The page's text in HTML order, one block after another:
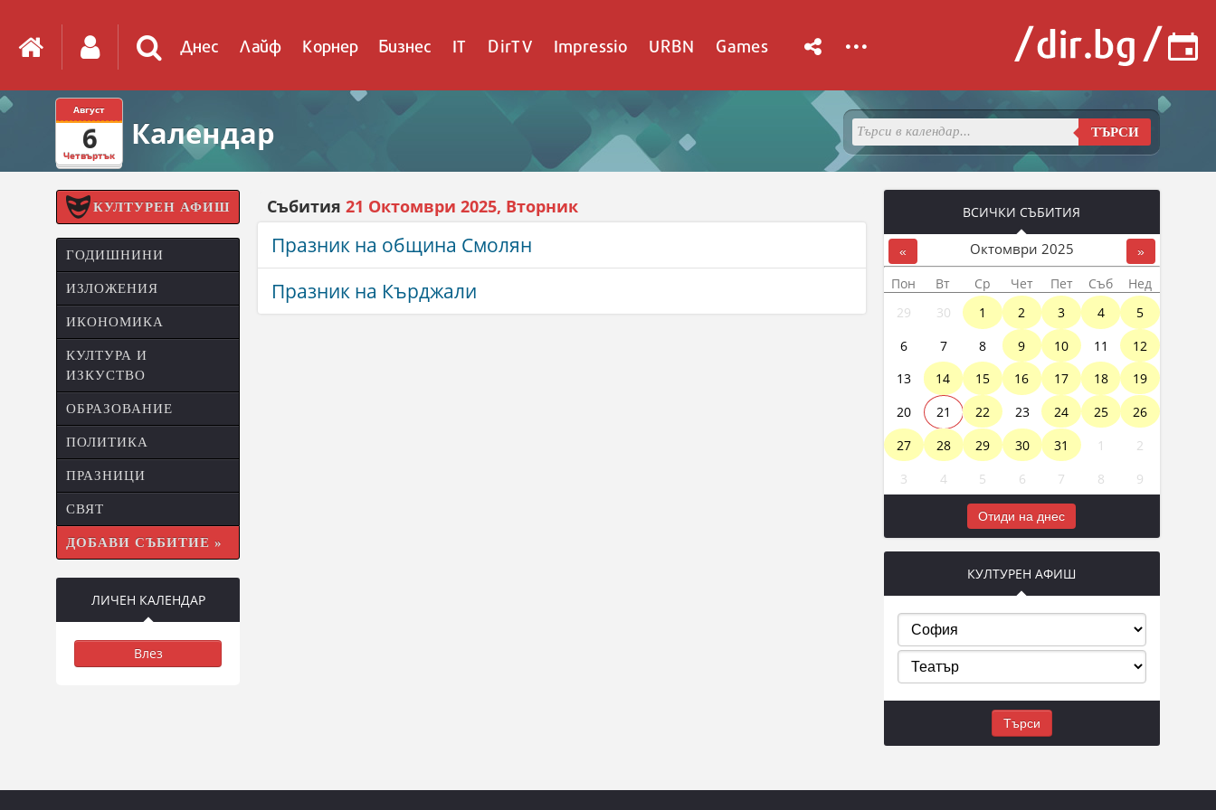
Днес Лайф Корнер Бизнес IT DirTV Impressio URBN Games ...
Четвъртък
Август
6 Календар ТЪРСИ
КУЛТУРЕН АФИШ
ГОДИШНИНИ
ИЗЛОЖЕНИЯ
ИКОНОМИКА
КУЛТУРА И
ИЗКУСТВО
ОБРАЗОВАНИЕ
ПОЛИТИКА
ПРАЗНИЦИ
СВЯТ
ДОБАВИ СЪБИТИЕ »
ЛИЧЕН КАЛЕНДАР
Влез
Събития21 Октомври 2025, Вторник
Празник на община Смолян
Празник на Кърджали
ВСИЧКИ СЪБИТИЯ
« Октомври 2025 »
Пон Вт Ср Чет Пет Съб
Нед
29
30 1 2 3 4
5
6
7 8 9 10 11
12
13
14 15 16 17 18
19
20
21 22 23 24 25
26
27
28 29 30 31 1
2
3
4 5 6 7 8 9
Отиди на днес
КУЛТУРЕН АФИШ